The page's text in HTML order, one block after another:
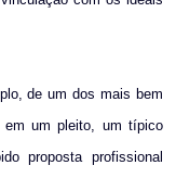
de um dos mais bem
em um pleito, um típico
proposta profissional